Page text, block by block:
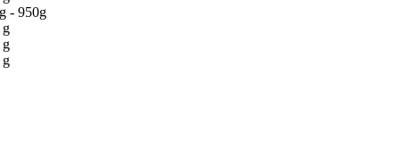
- 950g
g
g
g